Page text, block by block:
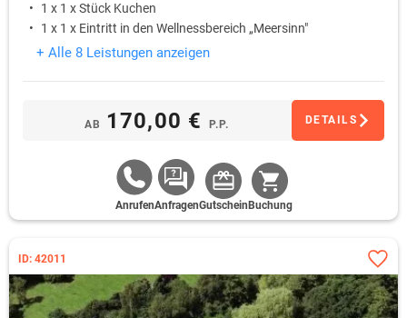
1 x 1 x Stück Kuchen
1 x 1 x Eintritt in den Wellnessbereich „Meersinn"
+ Alle 8 Leistungen anzeigen
AB 170,00 € P.P. DETAILS
AnrufenAnfragenGutschein Buchung
ID: 42011